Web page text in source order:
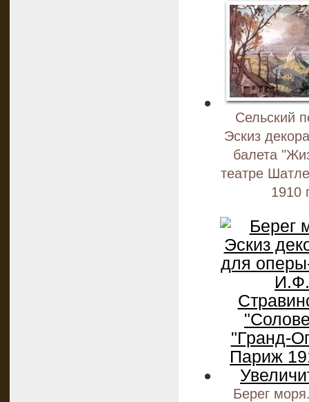
Сельский
Эскиз
балета
театре
1910
Берег